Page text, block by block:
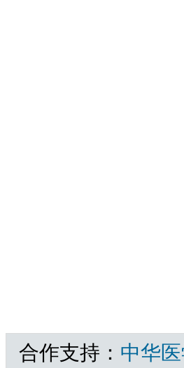
合作支持： 中华